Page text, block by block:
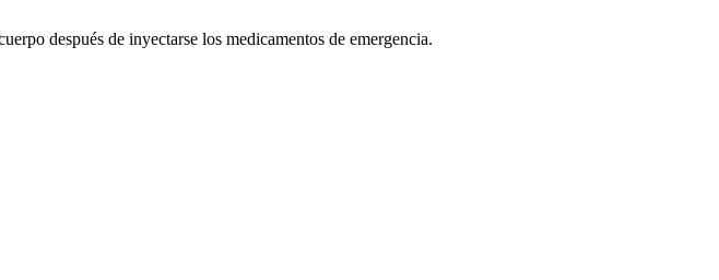
después de inyectarse los medicamentos de emergencia.